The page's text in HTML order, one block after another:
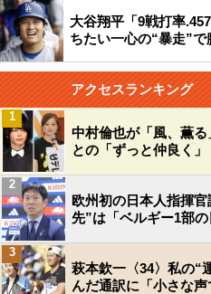
大谷翔平「9戦打率
ちたい一心の“暴走”
アクセスランキング
中村倫也が「風、薫
との「ずっと仲良く
1
欧州初の日本人指揮
先”は「ベルギー1部
2
萩本欽一〈34〉私の
んだ通訳に「小さな声
3